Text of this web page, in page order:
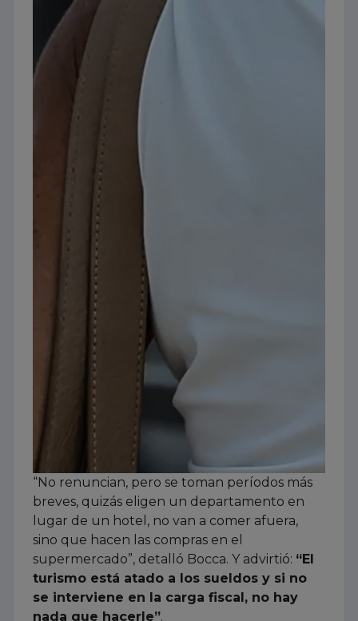
“No renuncian, pero se toman períodos más
breves, quizás eligen un departamento en
lugar de un hotel, no van a comer afuera,
sino que hacen las compras en el
supermercado”, detalló Bocca. Y advirtió: “El
turismo está atado a los sueldos y si no
se interviene en la carga fiscal, no hay
nada que hacerle”.